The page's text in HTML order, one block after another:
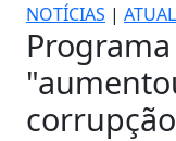
NOTÍCIAS |